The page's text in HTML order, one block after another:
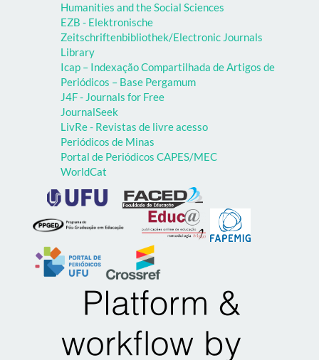
Humanities and the Social Sciences
EZB - Elektronische
Zeitschriftenbibliothek/Electronic Journals
Library
Icap – Indexação Compartilhada de Artigos de
Periódicos – Base Pergamum
J4F - Journals for Free
JournalSeek
LivRe - Revistas de livre acesso
Periódicos de Minas
Portal de Periódicos CAPES/MEC
WorldCat